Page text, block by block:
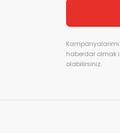
haberdar olmak
olabilirsiniz.